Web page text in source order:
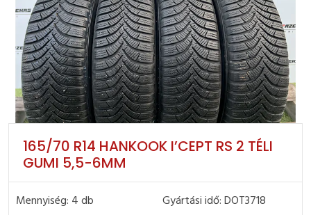
165/70 R14 HANKOOK I’CEPT RS 2 TÉLI
GUMI 5,5-6MM
Mennyiség: 4 db
Gyártási idő: DOT3718